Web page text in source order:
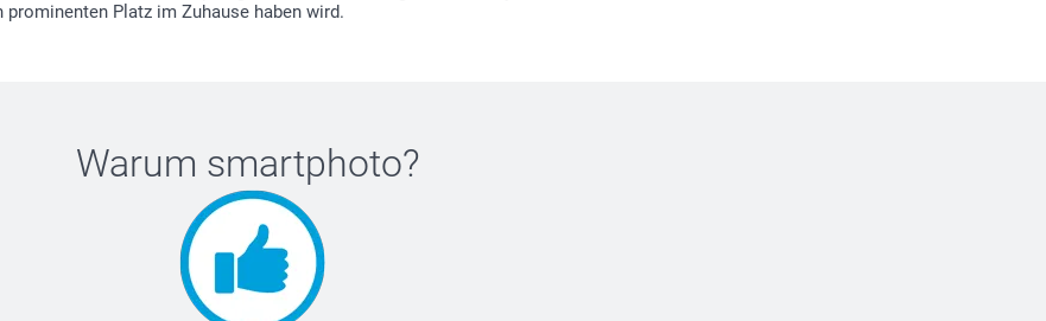
Platz im Zuhause haben wird.
Warum smartphoto?